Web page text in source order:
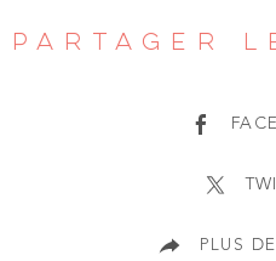
PARTAGER
PLUS